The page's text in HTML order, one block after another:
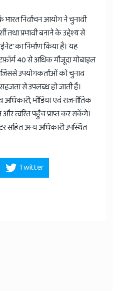
भारत निर्वाचन आयोग ने चुनावी
तथा प्रभावी बनाने के उद्देश्य से
का निर्माण किया है। यह
40 से अधिक मौजूदा मोबाइल
उपयोगकर्ताओं को चुनाव
से उपलब्ध हो जाती हैं।
मीडिया एवं राजनीतिक
त्वरित पहुँच प्राप्त कर सकेंगे।
सहित अन्य अधिकारी उपस्थित
Twitter